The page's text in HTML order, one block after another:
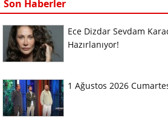
Son Haberler
Ece Dizdar Sevdam
Hazırlanıyor!
1 Ağustos 2026